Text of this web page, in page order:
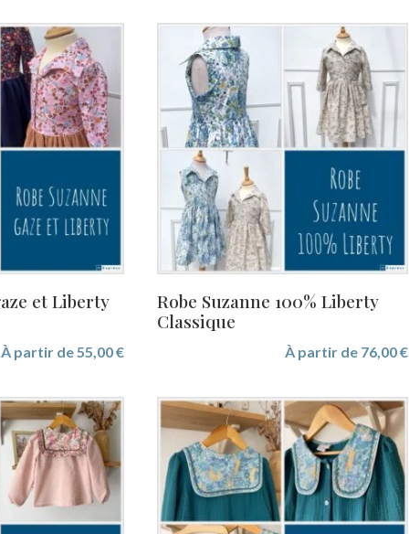
et Liberty
À partir de 55,00€
Robe Suzanne 100% Liberty
Classique
À partir de 76,00€